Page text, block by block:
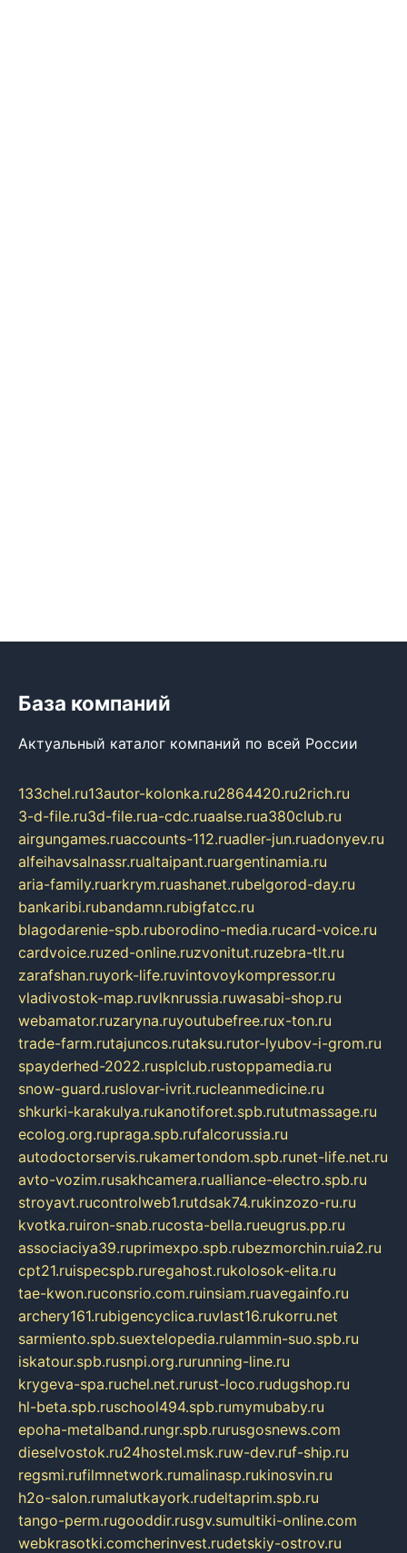
База компаний
Актуальный каталог компаний по всей России
133chel.ru13autor-kolonka.ru2864420.ru2rich.ru
3-d-file.ru3d-file.rua-cdc.ruaalse.rua380club.ru
airgungames.ruaccounts-112.ruadler-jun.ruadonyev.ru
alfeihavsalnassr.rualtaipant.ruargentinamia.ru
aria-family.ruarkrym.ruashanet.rubelgorod-day.ru
bankaribi.rubandamn.rubigfatcc.ru
blagodarenie-spb.ruborodino-media.rucard-voice.ru
cardvoice.ruzed-online.ruzvonitut.ruzebra-tlt.ru
zarafshan.ruyork-life.ruvintovoykompressor.ru
vladivostok-map.ruvlknrussia.ruwasabi-shop.ru
webamator.ruzaryna.ruyoutubefree.rux-ton.ru
trade-farm.rutajuncos.rutaksu.rutor-lyubov-i-grom.ru
spayderhed-2022.rusplclub.rustoppamedia.ru
snow-guard.ruslovar-ivrit.rucleanmedicine.ru
shkurki-karakulya.rukanotiforet.spb.rututmassage.ru
ecolog.org.rupraga.spb.rufalcorussia.ru
autodoctorservis.rukamertondom.spb.runet-life.net.ru
avto-vozim.rusakhcamera.rualliance-electro.spb.ru
stroyavt.rucontrolweb1.rutdsak74.rukinzozo-ru.ru
kvotka.ruiron-snab.rucosta-bella.rueugrus.pp.ru
associaciya39.ruprimexpo.spb.rubezmorchin.ruia2.ru
cpt21.ruispecspb.ruregahost.rukolosok-elita.ru
tae-kwon.ruconsrio.com.ruinsiam.ruavegainfo.ru
archery161.rubigencyclica.ruvlast16.rukorru.net
sarmiento.spb.suextelopedia.rulammin-suo.spb.ru
iskatour.spb.rusnpi.org.rurunning-line.ru
krygeva-spa.ruchel.net.rurust-loco.rudugshop.ru
hl-beta.spb.ruschool494.spb.rumymubaby.ru
epoha-metalband.rungr.spb.rurusgosnews.com
dieselvostok.ru24hostel.msk.ruw-dev.ruf-ship.ru
regsmi.rufilmnetwork.rumalinasp.rukinosvin.ru
h2o-salon.rumalutkayork.rudeltaprim.spb.ru
tango-perm.rugooddir.rusgv.sumultiki-online.com
webkrasotki.comcherinvest.rudetskiy-ostrov.ru